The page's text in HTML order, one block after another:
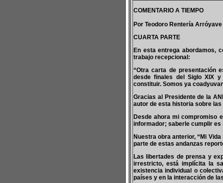
COMENTARIO A TIEMPO
Por Teodoro Rentería Arróyave
CUARTA PARTE
En esta entrega abordamos,
trabajo recepcional:
“Otra carta de presentación
desde finales del Siglo XIX
constituir. Somos ya
Gracias al Presidente de la
autor de esta historia sobre
Desde ahora mi compromiso
informador; saberle cumplir es
Nuestra obra anterior, “Mi
parte de estas andanzas
Las libertades de prensa y
irrestricto, está implícita la
existencia individual o
países y en la interacción de